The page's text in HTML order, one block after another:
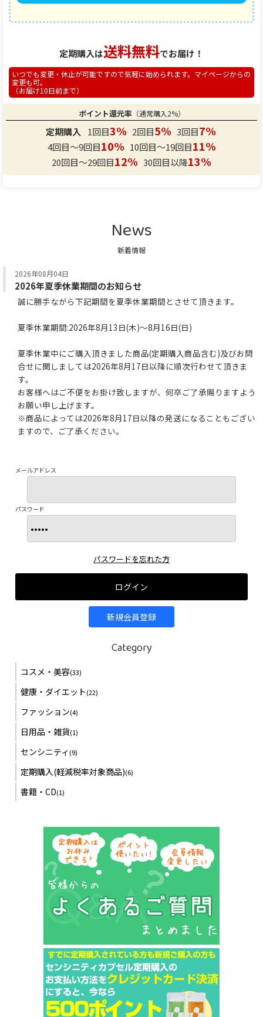
定期購入は送料無料でお届け！
いつでも変更・休止が可能ですので気軽に始められます。マイページからの
変更も可。
（お届け10日前まで）
ポイント還元率（通常購入2%）
定期購入 1回目3% 2回目5% 3回目7%
4回目～9回目10% 10回目～19回目11%
20回目～29回目12% 30回目以降13%
News
新着情報
2026年08月04日
2026年夏季休業期間のお知らせ
誠に勝手ながら下記期間を夏季休業期間とさせて頂きます。
夏季休業期間:2026年8月13日(木)～8月16日(日)
夏季休業中にご購入頂きました商品(定期購入商品含む)及びお問
合せに関しましては2026年8月17日以降に順次行わせて頂きま
す。
お客様へはご不便をお掛け致しますが、何卒ご了承賜りますよう
お願い申し上げます。
※商品によっては2026年8月17日以降の発送になることもござい
ますので、ご了承ください。
GW期間中の対応について
送は停止させて頂きますので、予めご了承ください。
GW期間:2026年5月2日(土)～6日(水)
上記期間中にご注文頂いた商品につきましては5月7日以降に順次
尚、商品によっては5月7日以降の発送となる場合もございますの
誠に勝手ながら下記期間を冬季休業期間とさせて頂きます。
冬季休業期間:2025年12月27日(土)～2026年1月4日(日)
びお問合せに関しましては2026年1月5日以降に順次対応させて頂
きます。
お願い申し上げます。
に発送させて頂きます。
2025年07月23日
2025年夏季休業期間のお知らせ
誠に勝手ながら下記期間を夏季休業期間とさせて頂きます。
夏季休業期間:2025年8月13日(水)～8月14日(木)
夏季休業中にご購入頂きました商品(定期購入商品含む)及びお問
合せに関しましては2025年8月15日以降に順次行わせて頂きま
お客様へはご不便をお掛け致しますが、何卒ご了承賜りますよう
お願い申し上げます。
※商品によっては2025年8月18日以降の発送になることもござい
ますので、ご了承ください。
メールアドレス
パスワード
パスワードを忘れた方
ログイン
新規会員登録
Category
コスメ・美容(33)
健康・ダイエット(22)
ファッション(4)
日用品・雑貨(1)
センシニティ (9)
定期購入(軽減税率対象商品)(6)
書籍・CD(1)